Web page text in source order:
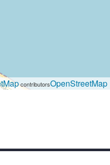
contributorsOpenStreetMap